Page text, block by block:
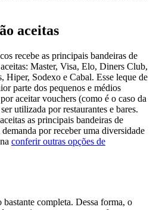
aceitas
recebe as principais bandeiras de
Master, Visa, Elo, Diners Club,
Hiper, Sodexo e Cabal. Esse leque de
parte dos pequenos e médios
aceitar vouchers (como é o caso da
utilizada por restaurantes e bares.
as principais bandeiras de
por receber uma diversidade
conferir outras opções de
completa. Dessa forma, o